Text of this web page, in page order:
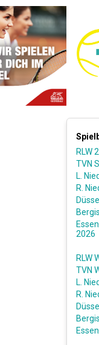
RLW
TVN
L.
R.
2026
RLW
TVN
L.
R.